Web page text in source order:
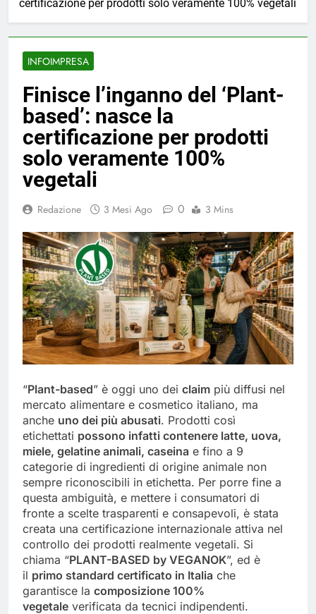
certificazione per prodotti solo veramente 100% vegetali
INFOIMPRESA
Finisce l’inganno del ‘Plant-
based’: nasce la
certificazione per prodotti
solo veramente 100%
vegetali
Redazione 3 Mesi Ago 0 3 Mins
“Plant-based” è oggi uno dei claim più diffusi nel
mercato alimentare e cosmetico italiano, ma
anche uno dei più abusati. Prodotti così
etichettati possono infatti contenere latte, uova,
miele, gelatine animali, caseina e fino a 9
categorie di ingredienti di origine animale non
sempre riconoscibili in etichetta. Per porre fine a
questa ambiguità, e mettere i consumatori di
fronte a scelte trasparenti e consapevoli, è stata
creata una certificazione internazionale attiva nel
controllo dei prodotti realmente vegetali. Si
chiama “PLANT-BASED by VEGANOK”, ed è
il primo standard certificato in Italia che
garantisce la composizione 100%
vegetale verificata da tecnici indipendenti.